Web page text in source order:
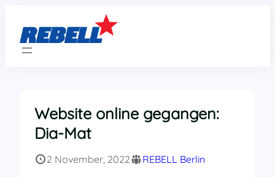
springen
Website online gegangen:
Dia-Mat
2 November, 2022 REBELL Berlin